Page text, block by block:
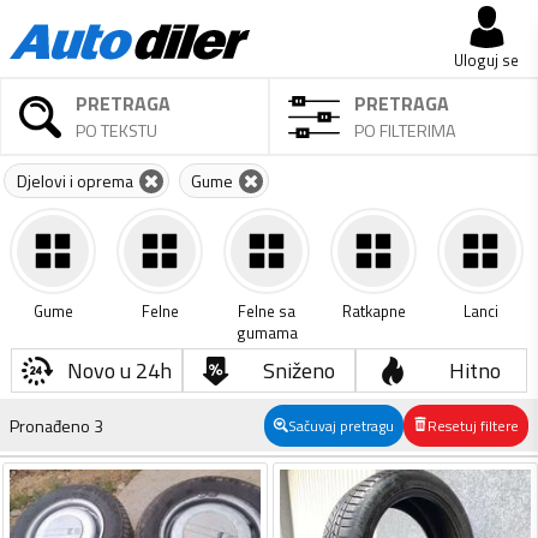
Uloguj se
PRETRAGA
PO TEKSTU
PRETRAGA
PO FILTERIMA
Djelovi i oprema Gume
Gume Felne
Felne sa
gumama
Ratkapne Lanci
Novo u 24h Sniženo Hitno
Pronađeno 3 Sačuvaj pretragu Resetuj filtere